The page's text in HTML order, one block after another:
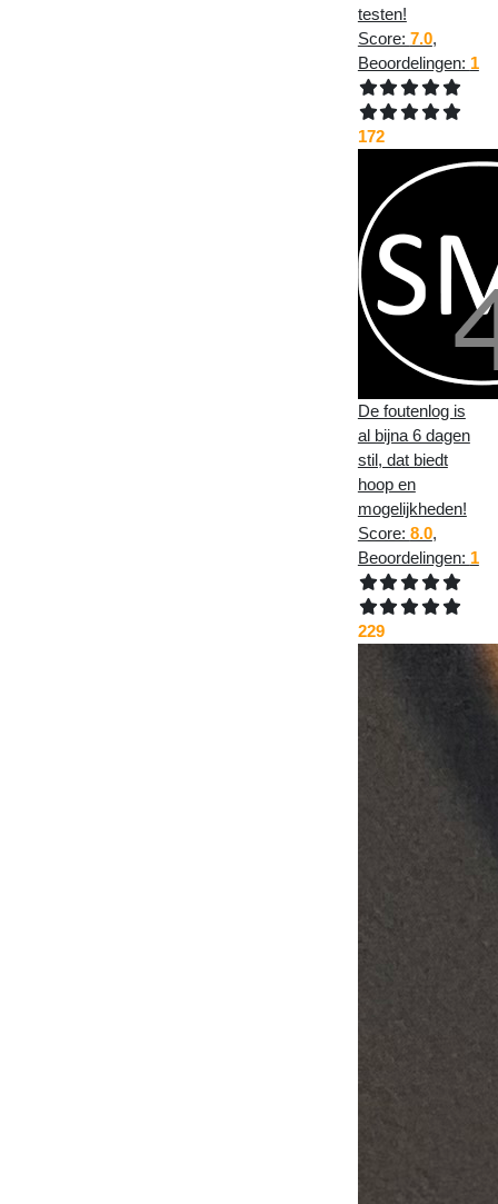
testen!
Score: 7.0,
Beoordelingen: 1
172
De foutenlog is
al bijna 6 dagen
stil, dat biedt
hoop en
mogelijkheden!
Score: 8.0,
Beoordelingen: 1
229